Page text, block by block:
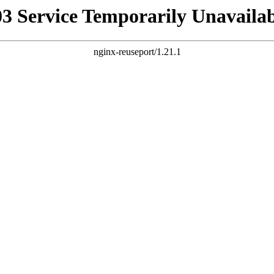
Service Temporarily
nginx-reuseport/1.21.1